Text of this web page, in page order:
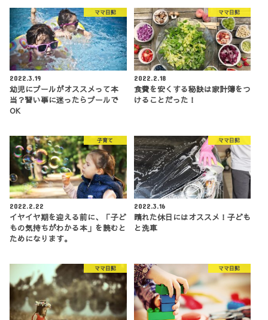
ママ日記
2022.3.19
幼児にプールがオススメって本
当？習い事に迷ったらプールで
OK
ママ日記
2022.2.18
食費を安くする秘訣は家計簿をつ
けることだった！
子育て
2022.2.22
イヤイヤ期を迎える前に、「子ど
もの気持ちがわかる本」を読むと
ためになります。
ママ日記
2022.3.16
晴れた休日にはオススメ！子ども
と洗車
ママ日記 ママ日記